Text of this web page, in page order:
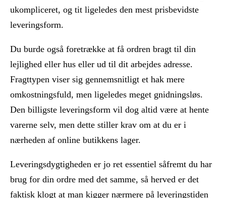
ukompliceret, og tit ligeledes den mest prisbevidste
leveringsform.
Du burde også foretrække at få ordren bragt til din
lejlighed eller hus eller ud til dit arbejdes adresse.
Fragttypen viser sig gennemsnitligt et hak mere
omkostningsfuld, men ligeledes meget gnidningsløs.
Den billigste leveringsform vil dog altid være at hente
varerne selv, men dette stiller krav om at du er i
nærheden af online butikkens lager.
Leveringsdygtigheden er jo ret essentiel såfremt du har
brug for din ordre med det samme, så herved er det
faktisk klogt at man kigger nærmere på leveringstiden